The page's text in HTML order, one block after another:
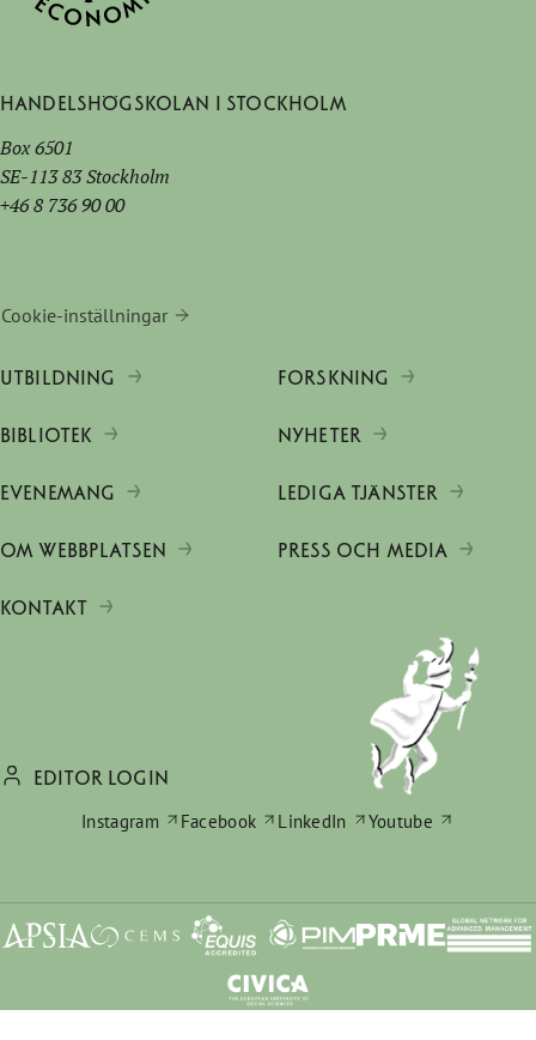
Handelshögskolan i Stockholm
Box 6501
SE-113 83 Stockholm
+46 8 736 90 00
Cookie-inställningar
UTBILDNING FORSKNING
BIBLIOTEK NYHETER
EVENEMANG LEDIGA TJÄNSTER
OM WEBBPLATSEN PRESS OCH MEDIA
KONTAKT
EDITOR LOGIN
Instagram
Facebook LinkedIn Youtube